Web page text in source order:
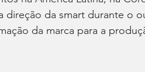
direção da smart durante o
da marca para a